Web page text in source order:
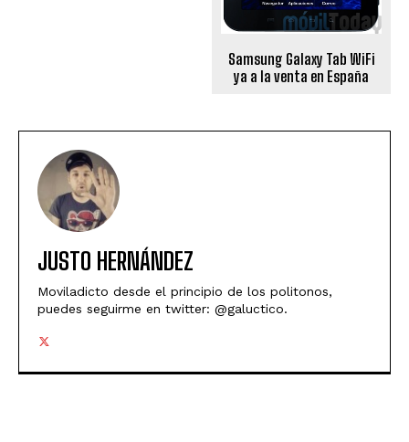
Samsung Galaxy Tab WiFi
ya a la venta en España
JUSTO HERNÁNDEZ
Moviladicto desde el principio de los politonos,
puedes seguirme en twitter: @galuctico.